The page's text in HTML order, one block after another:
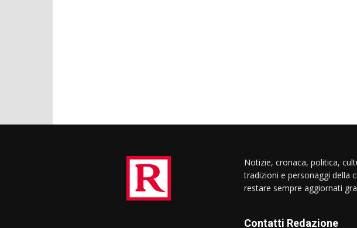
Notizie, cronaca, politica,
tradizioni e personaggi della
restare sempre aggiornati
Contatti Redazione